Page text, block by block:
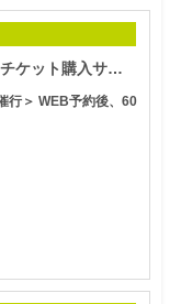
【アソビュー！】遊び予約／レジャーチケット購入サイト
行＞ WEB予約後、60